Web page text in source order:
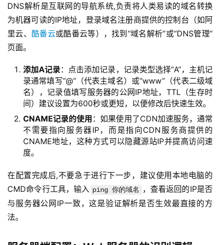
DNS解析是互联网的导航系统,负责将人类易读的域名转换
为机器可读的IP地址，登录域名注册商提供的控制台（如阿
里云、 酷番云或酷番云等），找到“域名解析”或“DNS管理”
页面。
添加A记录 ：点击添加记录，记录类型选择“A”，主机记
录通常填写“@”（代表主域名）或“www”（代表二级域
名），记录值填写服务器的公网IP地址，TTL（生存时
间）建议设置为600秒或更短，以便修改后快速生效。
CNAME记录的使用 ：如果使用了CDN加速服务，通常
不需要指向服务器IP，而是指向CDN服务商提供的
CNAME地址，这种方式可以隐藏源站IP并提高访问速
度。
在配置完成后,不要急于进行下一步，建议使用本地电脑的
CMD命令行工具，输入 ping 你的域名
，查看返回的IP是否
与服务器公网IP一致，这是验证解析是否生效最直接的方
法。